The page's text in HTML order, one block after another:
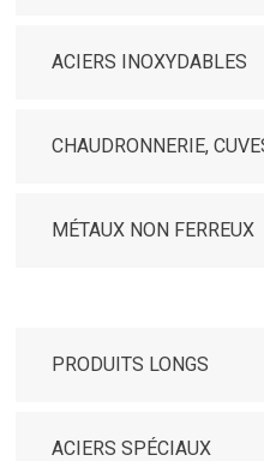
ACIERS INOXYDABLES
CHAUDRONNERIE,
MÉTAUX NON FERREUX
PRODUITS LONGS
ACIERS SPÉCIAUX